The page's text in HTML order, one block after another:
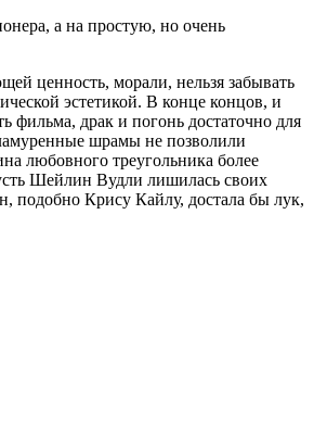
а на простую, но очень
ценность, морали, нельзя забывать
эстетикой. В конце концов, и
фильма, драк и погонь достаточно для
шрамы не позволили
любовного треугольника более
Шейлин Вудли лишилась своих
подобно Крису Кайлу, достала бы лук,